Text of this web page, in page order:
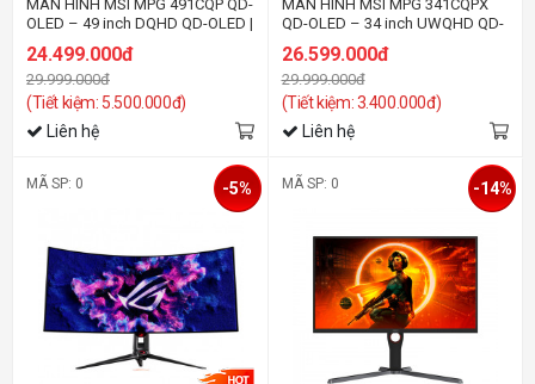
MÀN HÌNH MSI MPG 491CQP QD-
OLED – 49 inch DQHD QD-OLED |
144Hz | 0.03ms | Type-C | Curved
Monitor
24.499.000đ
29.999.000đ
(Tiết kiệm: 5.500.000đ)
Liên hệ
MÀN HÌNH MSI MPG 341CQPX
QD-OLED – 34 inch UWQHD QD-
OLED | 240Hz | 0.03ms | Type-C |
Curved Monitor
26.599.000đ
29.999.000đ
(Tiết kiệm: 3.400.000đ)
Liên hệ
MÃ SP: 0 -5% MÃ SP: 0 -14%